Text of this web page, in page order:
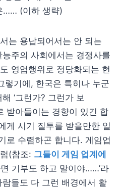
…… (이하 생략)
는 용납되어서는 안 되는
주의 사회에서는 경쟁사를
영업행위로 정당화되는 현
렇기에, 한국은 특히나 누군
‘그런가? 그런가 보
받아들이는 경향이 있긴 합
게 시기 질투를 받을만한 일
로 수렴하곤 합니다. 게임업
(참조: 그들이 게임 업계에
면 기부도 하고 말이야……’라
들도 다 그런 배경에서 활